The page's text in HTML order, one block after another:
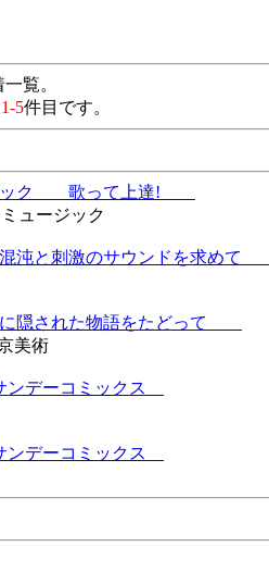
覧。
1-5件目です。
ブック 歌って上達!
ュージック
沌と刺激のサウンドを求めて
隠された物語をたどって
美術
デーコミックス
デーコミックス